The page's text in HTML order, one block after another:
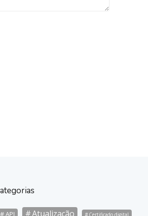
API Atualização Certificado digital